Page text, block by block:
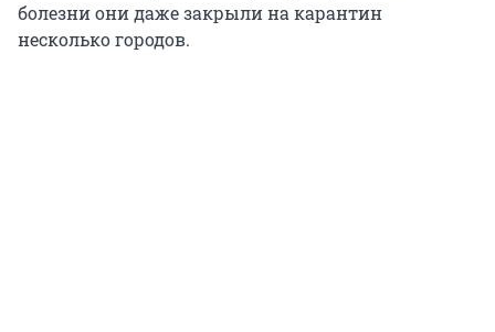
болезни они даже закрыли на карантин
несколько городов.